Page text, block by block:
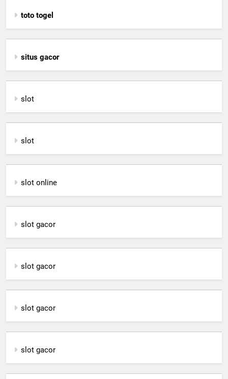
toto togel
situs gacor
slot
slot
slot online
slot gacor
slot gacor
slot gacor
slot gacor